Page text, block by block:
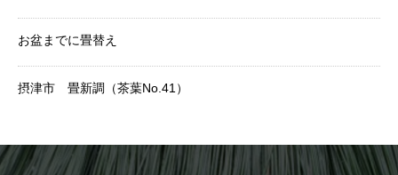
お盆までに畳替え
摂津市 畳新調（茶葉No.41）